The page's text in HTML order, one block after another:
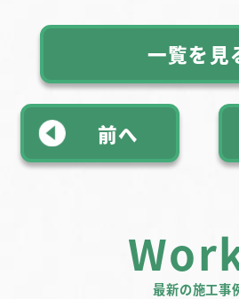
前へ
一覧を見
最新の施工事